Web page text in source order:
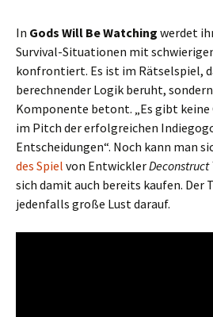
In Gods Will Be Watching werdet
Survival-Situationen mit
konfrontiert. Es ist im Rätselspiel,
berechnender Logik beruht,
Komponente betont. „Es gibt keine
im Pitch der erfolgreichen
Entscheidungen“. Noch kann man
des Spiel von EntwicklerDeconstruct
sich damit auch bereits kaufen. Der
jedenfalls große Lust darauf.